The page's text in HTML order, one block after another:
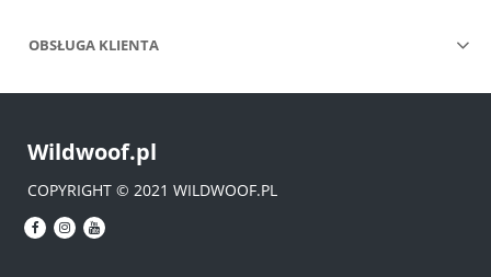
OBSŁUGA KLIENTA
Wildwoof.pl
COPYRIGHT © 2021 WILDWOOF.PL